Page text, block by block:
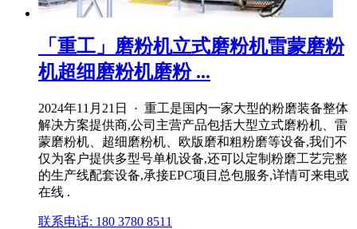
「重工」磨粉机立式磨粉机雷蒙磨粉
机超细磨粉机磨粉 ...
2024年11月21日 · 重工是国内一家大型的粉磨装备整体
解决方案提供商,公司主营产品包括大型立式磨粉机、雷
蒙磨粉机、超细磨粉机、欧版磨和粗粉磨等设备,我们不
仅为客户提供多型号单机设备,还可以定制粉磨工艺完整
的生产线配套设备,承接EPC项目总包服务,详情可来电或
在线 .
联系电话: 180 3780 8511